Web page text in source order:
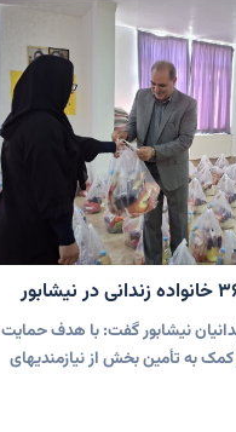
نیشابور گفت: با هدف حمایت
کمک به تأمین بخش از نیازمندیهای